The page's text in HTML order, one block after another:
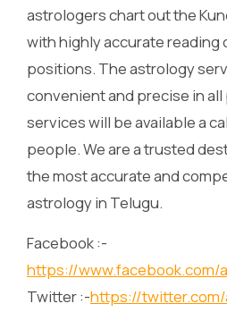
astrologers chart out the
with highly accurate reading
positions. The astrology
convenient and precise in all
services will be available a
people. We are a trusted
the most accurate and
astrology in Telugu.
Facebook :-
https://www.facebook.com/
Twitter :-https://twitter.com/